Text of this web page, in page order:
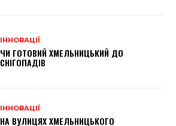
ІННОВАЦІЇ
ЧИ ГОТОВИЙ ХМЕЛЬНИЦЬКИЙ ДО
СНІГОПАДІВ
ІННОВАЦІЇ
НА ВУЛИЦЯХ ХМЕЛЬНИЦЬКОГО